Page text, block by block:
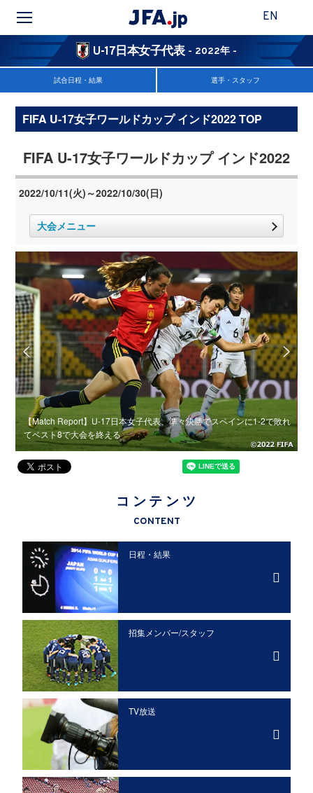
EN
U-17日本女子代表 - 2022年 -
試合日程・結果 選手・スタッフ
FIFA U-17女子ワールドカップ インド2022 TOP
FIFA U-17女子ワールドカップ インド2022
2022/10/11(火)～2022/10/30(日)
大会メニュー
【Match Report】U-17日本女子代表、準々決勝でスペインに1-2で敗れ
てベスト8で大会を終える
コンテンツ
CONTENT
日程・結果
招集メンバー/スタッフ
TV放送